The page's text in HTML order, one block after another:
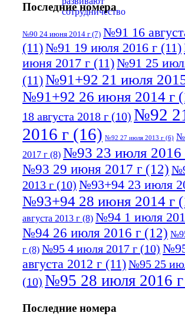
Последние номера
№90 24 июня 2014 г (7) №91 16
(11)№91 19 июля 2016 г (11)
июня 2017 г (11)№91 25
(11)№91+92 21 июля
№91+92 26 июня 2014 г
18 августа 2018 г (10) №92
2016 г (16) №92 27 июля 2013 г (6)
2017 г (8) №93 23 июля 2016
№93 29 июня 2017 г (12)
2013 г (10) №93+94 23 июля
№93+94 28 июня 2014 г
августа 2013 г (8) №94 1 июля
№94 26 июля 2016 г (12)
г (8) №95 4 июля 2017 г (10)
августа 2012 г (11)№95 25
(10) №95 28 июля 2016 г
июля 2017 г(11)№96 9
Последние номера